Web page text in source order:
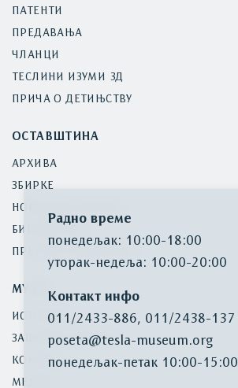
ПАТЕНТИ
ПРЕДАВАЊА
ЧЛАНЦИ
ТЕСЛИНИ ИЗУМИ 3Д
ПРИЧА О ДЕТИЊСТВУ
ОСТАВШТИНА
АРХИВА
ЗБИРКЕ
НОВИНСКИ ИСЕЧЦИ
БИБЛИОТЕКА
ПРЕТРАГА ИНВЕНТАРА
МУЗЕЈ
ИСТОРИЈАТ
ЗАШТИТА БАШТИНЕ
КОНТАКТ
МЕДИЈИ
Радно време
понедељак: 10:00-18:00
уторак-недеља: 10:00-20:00
Контакт инфо
011/2433-886, 011/2438-137
poseta@tesla-museum.org
понедељaк-петак 10:00-15:00